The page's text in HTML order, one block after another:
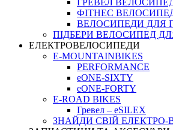
ГРЕВЕЛ
ФІТНЕС
ВЕЛОСИПЕДИ ДЛЯ
ПIДБЕРИ ВЕЛОСИПЕД
ЕЛЕКТРОВЕЛОСИПЕДИ
E-MOUNTAINBIKES
PERFORMANCE
eONE-SIXTY
eONE-FORTY
E-ROAD BIKES
Гревел – eSILEX
ЗНАЙДИ СВІЙ